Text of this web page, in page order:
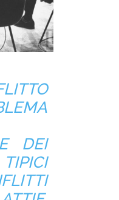
DEI